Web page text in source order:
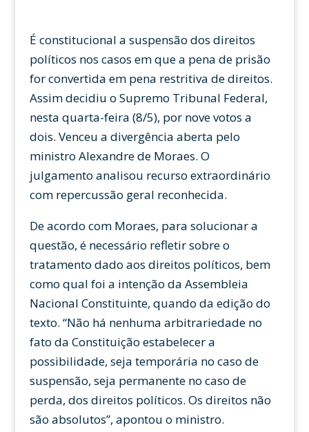
É constitucional a suspensão dos direitos
políticos nos casos em que a pena de prisão
for convertida em pena restritiva de direitos.
Assim decidiu o Supremo Tribunal Federal,
nesta quarta-feira (8/5), por nove votos a
dois. Venceu a divergência aberta pelo
ministro Alexandre de Moraes. O
julgamento analisou recurso extraordinário
com repercussão geral reconhecida.
De acordo com Moraes, para solucionar a
questão, é necessário refletir sobre o
tratamento dado aos direitos políticos, bem
como qual foi a intenção da Assembleia
Nacional Constituinte, quando da edição do
texto. “Não há nenhuma arbitrariedade no
fato da Constituição estabelecer a
possibilidade, seja temporária no caso de
suspensão, seja permanente no caso de
perda, dos direitos políticos. Os direitos não
são absolutos”, apontou o ministro.